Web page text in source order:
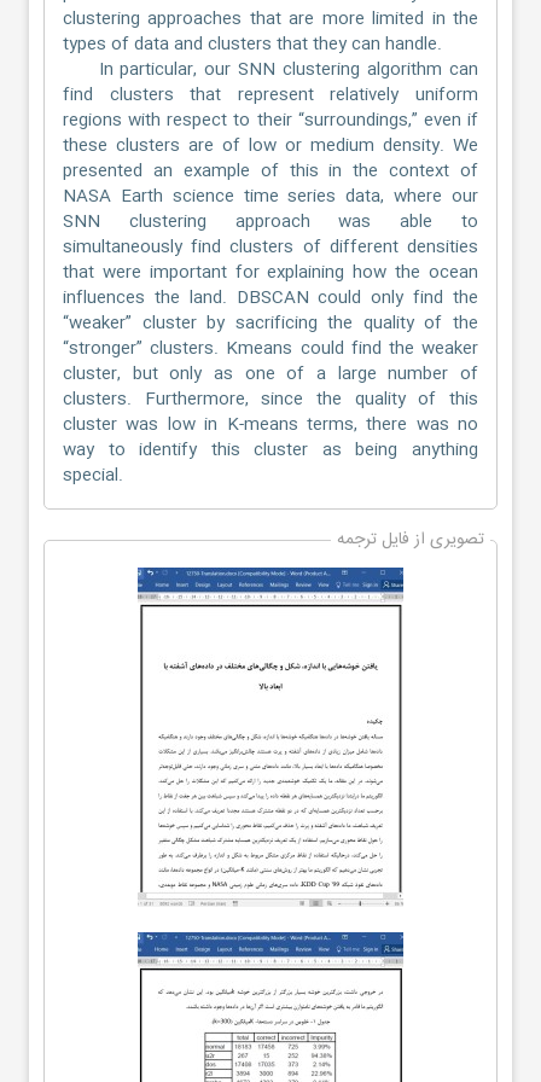
clustering approaches that are more limited in the
types of data and clusters that they can handle.
In particular, our SNN clustering algorithm can
find clusters that represent relatively uniform
regions with respect to their “surroundings,” even if
these clusters are of low or medium density. We
presented an example of this in the context of
NASA Earth science time series data, where our
SNN clustering approach was able to
simultaneously find clusters of different densities
that were important for explaining how the ocean
influences the land. DBSCAN could only find the
“weaker” cluster by sacrificing the quality of the
“stronger” clusters. Kmeans could find the weaker
cluster, but only as one of a large number of
clusters. Furthermore, since the quality of this
cluster was low in K-means terms, there was no
way to identify this cluster as being anything
special.
تصویری از فایل ترجمه